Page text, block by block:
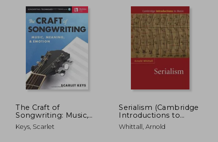
55%
dcto.
$ 558.537 55%
dcto.
The Craft of
Songwriting: Music,
Meaning, & Emotion
[With Access Code]
Keys, Scarlet
Serialism (Cambridge
Introductions to
Music) (en Inglés)
Whittall, Arnold